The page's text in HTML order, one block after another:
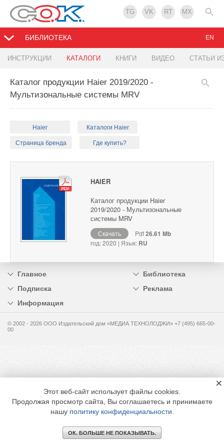
TG VK RT MX
БИБЛИОТЕКА
ИНСТРУКЦИИ КАТАЛОГИ КНИГИ ВИДЕО СТАТЬИ
EN
Каталог продукции Haier 2019/2020 -
Мультизональные системы MRV
Haier Каталоги Haier
Страница бренда Где купить?
HAIER
Каталог продукции Haier
2019/2020 - Мультизональные
системы MRV
Скачать Pdf26.61 Mb
год: 2020 | Язык: RU
Главное
Библиотека
Подписка
Реклама
Информация
© 2002 - 2026 OOO Издательский дом «МЕДИА ТЕХНОЛОДЖИ» +7 (495) 665-00-
00
Этот веб-сайт использует файлы cookies.
Продолжая просмотр сайта, Вы соглашаетесь и принимаете
нашу политику конфиденциальности
ОК. БОЛЬШЕ НЕ ПОКАЗЫВАТЬ.
×